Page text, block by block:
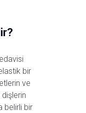
bir
ve
belirli bir